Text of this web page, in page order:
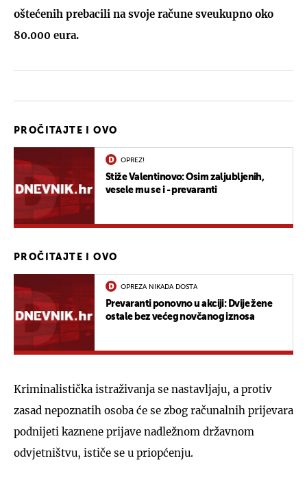
oštećenih prebacili na svoje račune sveukupno oko
80.000 eura.
PROČITAJTE I OVO
OPREZ!
Stiže Valentinovo: Osim zaljubljenih,
vesele mu se i - prevaranti
PROČITAJTE I OVO
OPREZA NIKADA DOSTA
Prevaranti ponovno u akciji: Dvije žene
ostale bez većeg novčanog iznosa
Kriminalistička istraživanja se nastavljaju, a protiv
zasad nepoznatih osoba će se zbog računalnih prijevara
podnijeti kaznene prijave nadležnom državnom
odvjetništvu, ističe se u priopćenju.